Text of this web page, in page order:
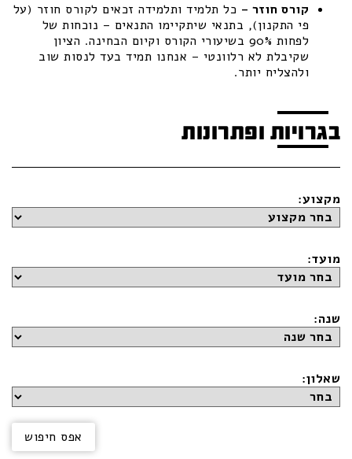
קורס חוזר – כל תלמיד ותלמידה זכאים לקורס חוזר (על
פי התקנון), בתנאי שיתקיימו התנאים – נוכחות של
לפחות 90% בשיעורי הקורס וקיום הבחינה. הציון
שקיבלת לא רלוונטי – אנחנו תמיד בעד לנסות שוב
ולהצליח יותר.
בגרויות ופתרונות
מקצוע:
מועד:
שנה:
שאלון: